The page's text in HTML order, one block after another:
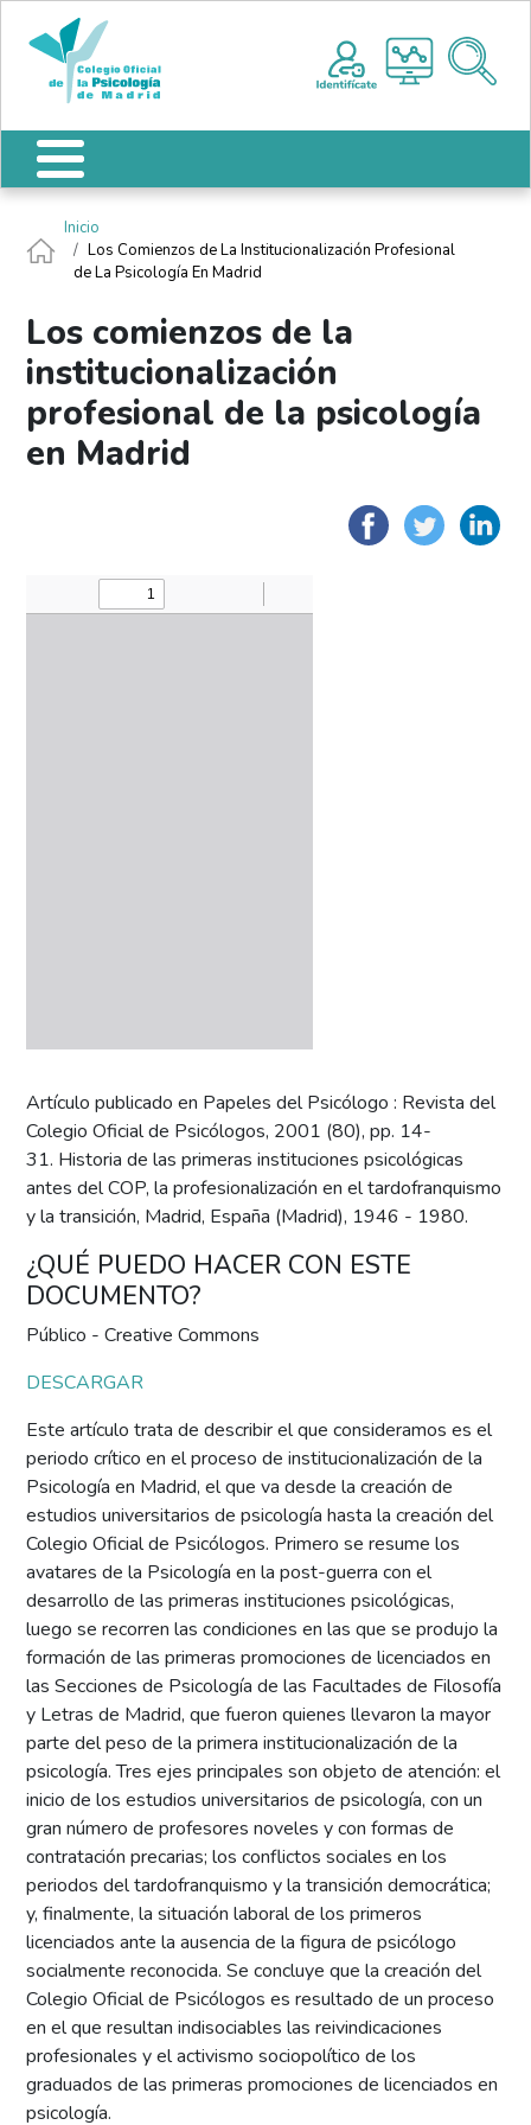
este
incluye
sistema
accesibilidad.
Pasar al contenido principal
Ruta de navegación
Inicio
Los Comienzos de La Institucionalización Profesional
de La Psicología En Madrid
Los comienzos de la
institucionalización
profesional de la psicología
en Madrid
Artículo publicado en Papeles del Psicólogo : Revista del
Colegio Oficial de Psicólogos, 2001 (80), pp. 14-
31. Historia de las primeras instituciones psicológicas
antes del COP, la profesionalización en el tardofranquismo
y la transición, Madrid, España (Madrid), 1946 - 1980.
¿QUÉ PUEDO HACER CON ESTE
DOCUMENTO?
Público - Creative Commons
DESCARGAR
Este artículo trata de describir el que consideramos es el
periodo crítico en el proceso de institucionalización de la
Psicología en Madrid, el que va desde la creación de
estudios universitarios de psicología hasta la creación del
Colegio Oficial de Psicólogos. Primero se resume los
avatares de la Psicología en la post-guerra con el
desarrollo de las primeras instituciones psicológicas,
luego se recorren las condiciones en las que se produjo la
formación de las primeras promociones de licenciados en
las Secciones de Psicología de las Facultades de Filosofía
y Letras de Madrid, que fueron quienes llevaron la mayor
parte del peso de la primera institucionalización de la
psicología. Tres ejes principales son objeto de atención: el
inicio de los estudios universitarios de psicología, con un
gran número de profesores noveles y con formas de
contratación precarias; los conflictos sociales en los
periodos del tardofranquismo y la transición democrática;
y, finalmente, la situación laboral de los primeros
licenciados ante la ausencia de la figura de psicólogo
socialmente reconocida. Se concluye que la creación del
Colegio Oficial de Psicólogos es resultado de un proceso
en el que resultan indisociables las reivindicaciones
profesionales y el activismo sociopolítico de los
graduados de las primeras promociones de licenciados en
psicología.